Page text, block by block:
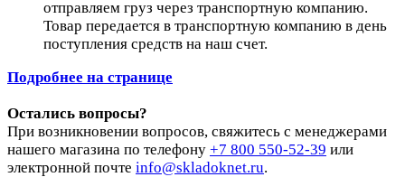
отправляем груз через транспортную компанию.
Товар передается в транспортную компанию в день
поступления средств на наш счет.
Подробнее на странице
Остались вопросы?
При возникновении вопросов, свяжитесь с менеджерами
нашего магазина по телефону +7 800 550-52-39 или
электронной почте info@skladoknet.ru.